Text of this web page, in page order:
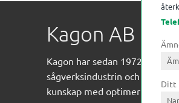
Kagon AB
Kagon har sedan 1972
sågverksindustrin och övrig
kunskap med
Ditt